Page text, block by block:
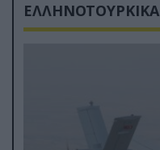
ΕΛΛΗΝΟΤΟΥΡΚΙΚΑ